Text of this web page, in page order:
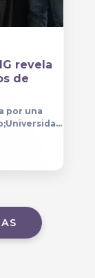
revela
de
por una